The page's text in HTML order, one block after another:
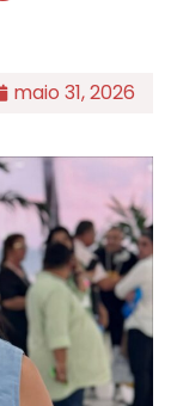
maio 31, 2026